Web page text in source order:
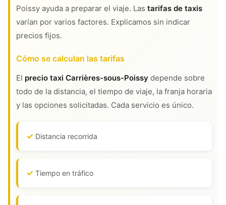
Poissy ayuda a preparar el viaje. Las tarifas de taxis
varían por varios factores. Explicamos sin indicar
precios fijos.
Cómo se calculan las tarifas
El precio taxi Carrières-sous-Poissy depende sobre
todo de la distancia, el tiempo de viaje, la franja horaria
y las opciones solicitadas. Cada servicio es único.
Distancia recorrida
Tiempo en tráfico